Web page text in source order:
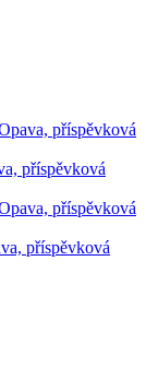
příspěvková
příspěvková